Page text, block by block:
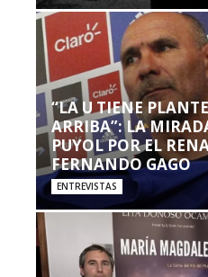
“LA U TIENE
ARRIBA”: LA
PUYOL POR EL
FERNANDO GAGO
ENTREVISTAS